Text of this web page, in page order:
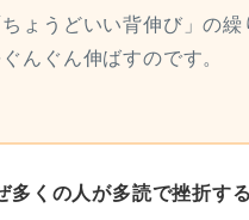
ちょうどいい背伸び」の繰
んぐん伸ばすのです。
多くの人が多読で挫折す